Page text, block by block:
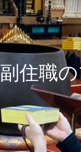
副住職